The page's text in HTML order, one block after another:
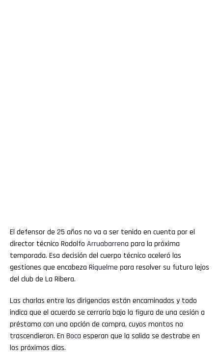
El defensor de 25 años no va a ser tenido en cuenta por el
director técnico Rodolfo Arruabarrena para la próxima
temporada. Esa decisión del cuerpo técnico aceleró las
gestiones que encabeza Riquelme para resolver su futuro lejos
del club de La Ribera.
Las charlas entre las dirigencias están encaminadas y todo
indica que el acuerdo se cerraría bajo la figura de una cesión a
préstamo con una opción de compra, cuyos montos no
trascendieron. En Boca esperan que la salida se destrabe en
los próximos días.